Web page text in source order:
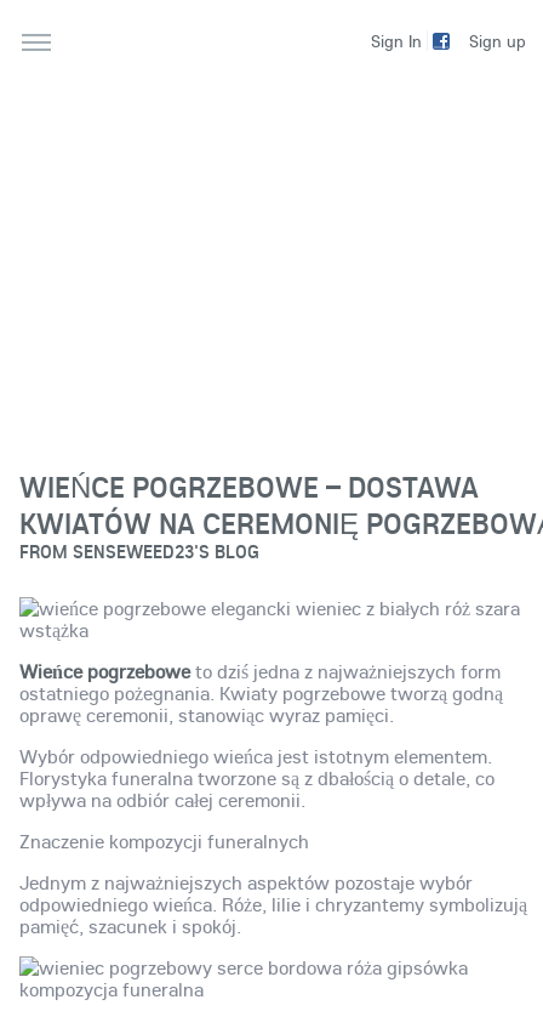
Sign In Sign up
WIEŃCE POGRZEBOWE – DOSTAWA
KWIATÓW NA CEREMONIĘ
FROM SENSEWEED23'S BLOG
Wieńce pogrzeboweto dziś jedna z najważniejszych form
ostatniego pożegnania. Kwiaty pogrzebowe tworzą godną
oprawę ceremonii, stanowiąc wyraz pamięci.
Wybór odpowiedniego wieńca jest istotnym elementem.
Florystyka funeralna tworzone są z dbałością o detale, co
wpływa na odbiór całej ceremonii.
Znaczenie kompozycji funeralnych
Jednym z najważniejszych aspektów pozostaje wybór
odpowiedniego wieńca. Róże, lilie i chryzantemy symbolizują
pamięć, szacunek i spokój.